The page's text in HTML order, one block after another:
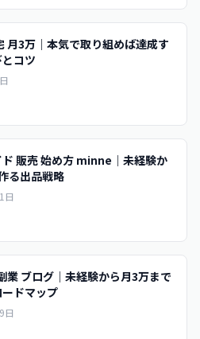
月3万｜本気で取り組めば達成す
コツ
ド 販売 始め方 minne｜未経験か
る出品戦略
日
業 ブログ｜未経験から月3万まで
ドマップ
日